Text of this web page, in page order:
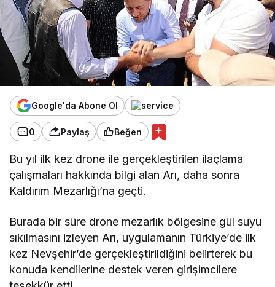
Google'da Abone Ol
0 Paylaş Beğen
Bu yıl ilk kez drone ile gerçekleştirilen ilaçlama
çalışmaları hakkında bilgi alan Arı, daha sonra
Kaldırım Mezarlığı’na geçti.
Burada bir süre drone mezarlık bölgesine gül suyu
sıkılmasını izleyen Arı, uygulamanın Türkiye’de ilk
kez Nevşehir’de gerçekleştirildiğini belirterek bu
konuda kendilerine destek veren girişimcilere